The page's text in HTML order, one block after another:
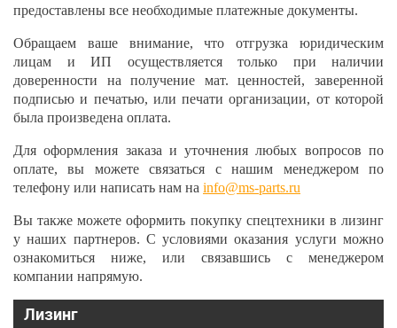
предоставлены все необходимые платежные документы.
Обращаем ваше внимание, что отгрузка юридическим
лицам и ИП осуществляется только при наличии
доверенности на получение мат. ценностей, заверенной
подписью и печатью, или печати организации, от которой
была произведена оплата.
Для оформления заказа и уточнения любых вопросов по
оплате, вы можете связаться с нашим менеджером по
телефону или написать нам на info@ms-parts.ru
Вы также можете оформить покупку спецтехники в лизинг
у наших партнеров. С условиями оказания услуги можно
ознакомиться ниже, или связавшись с менеджером
компании напрямую.
Лизинг